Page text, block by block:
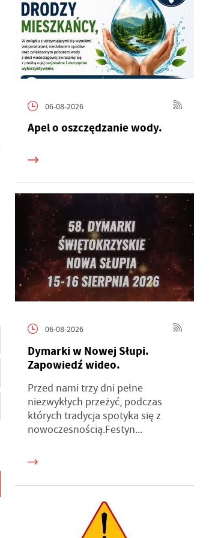
06-08-2026
Apel o oszczędzanie wody.
06-08-2026
Dymarki w Nowej Słupi.
Zapowiedź wideo.
Przed nami trzy dni pełne
niezwykłych przeżyć, podczas
których tradycja spotyka się z
nowoczesnością.Festyn...